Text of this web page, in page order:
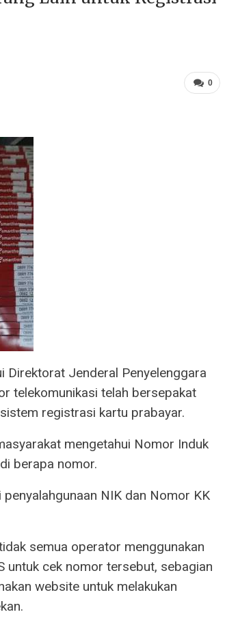
0
Direktorat Jenderal Penyelenggara
telekomunikasi telah bersepakat
registrasi kartu prabayar.
mengetahui Nomor Induk
berapa nomor.
NIK dan Nomor KK
semua operator menggunakan
untuk cek nomor tersebut, sebagian
website untuk melakukan